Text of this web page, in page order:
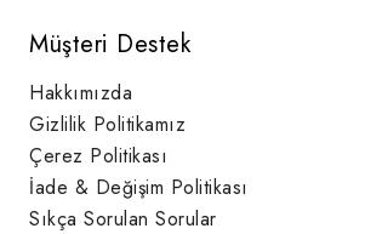
Müşteri Destek
Hakkımızda
Gizlilik Politikamız
Çerez Politikası
İade & Değişim Politikası
Sıkça Sorulan Sorular